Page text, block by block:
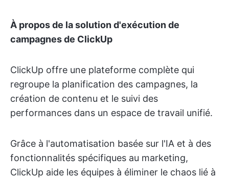
À propos de la solution d'exécution de
campagnes de ClickUp
ClickUp offre une plateforme complète qui
regroupe la planification des campagnes, la
création de contenu et le suivi des
performances dans un espace de travail unifié.
Grâce à l'automatisation basée sur l'IA et à des
fonctionnalités spécifiques au marketing,
ClickUp aide les équipes à éliminer le chaos lié à